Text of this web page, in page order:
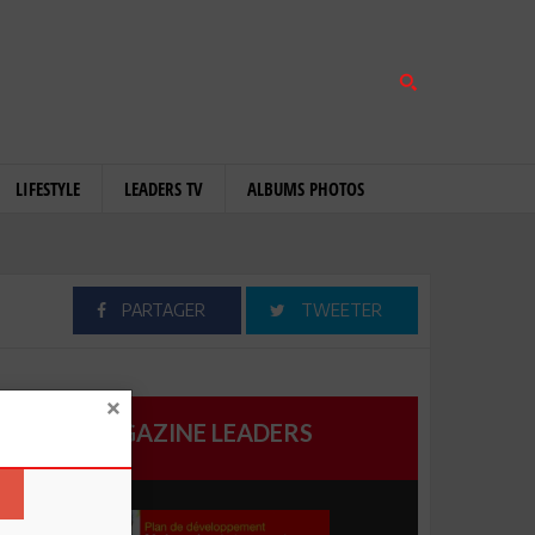
LIFESTYLE LEADERS TV ALBUMS PHOTOS
PARTAGER TWEETER
MAGAZINE LEADERS